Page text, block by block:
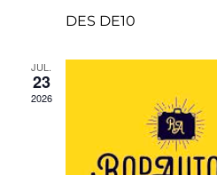
DES DE10
JUL.
23
2026